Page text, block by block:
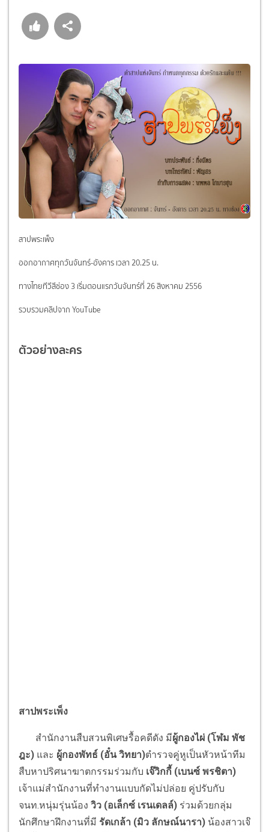
สาปพระเพ็ง
ออกอากาศทุกวันจันทร์-อังคาร เวลา 20.25 น.
ทางไทยทีวีสีช่อง 3 เริ่มตอนแรกวันจันทร์ที่ 26 สิงหาคม 2556
รวบรวมคลิปจาก YouTube
ตัวอย่างละคร
สาปพระเพ็ง
สำนักงานสืบสวนพิเศษรื้อคดีดัง มีผู้กองไผ่ (โฬม พัช
ฎะ) และ ผู้กองพัทธ์ (อั๋น วิทยา)ตำรวจคู่หูเป็นหัวหน้าทีม
สืบหาปริศนาฆาตกรรมร่วมกับ เจ๊วิกกี้ (เบนซ์ พรชิตา)
เจ้าแม่สำนักงานที่ทำงานแบบกัดไม่ปล่อย คู่ปรับกับ
จนท.หนุ่มรุ่นน้อง วิว (อเล็กซ์ เรนเดลล์) ร่วมด้วยกลุ่ม
นักศึกษาฝึกงานที่มี รัดเกล้า (มิว ลักษณ์นารา) น้องสาวเจ๊